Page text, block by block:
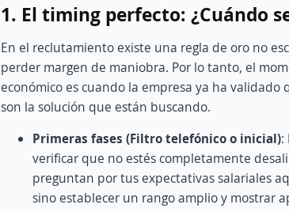
1. El timing perfecto: ¿Cuándo
En el reclutamiento existe una regla de oro no
perder margen de maniobra. Por lo tanto, el
económico es cuando la empresa ya ha
son la solución que están buscando.
Primeras fases (Filtro telefónico o inicial):
verificar que no estés completamente
preguntan por tus expectativas salariales
sino establecer un rango amplio y mostrar